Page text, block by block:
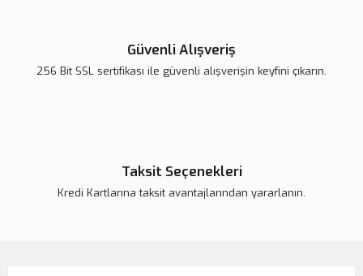
Ürün açıklamasında eksik bilgiler bulunuyor.
Ürün bilgilerinde hatalar bulunuyor.
Güvenli Alışveriş
256 Bit SSL sertifikası ile güvenli alışverişin keyfini çıkarın.
Taksit Seçenekleri
Kredi Kartlarına taksit avantajlarından yararlanın.